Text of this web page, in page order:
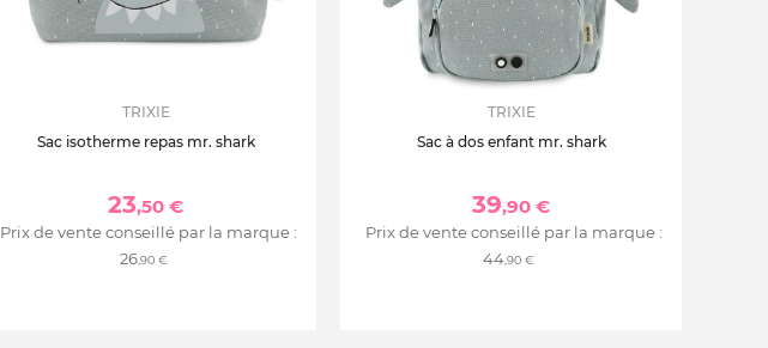
TRIXIE
Sac isotherme repas mr. shark
23,50 €
Prix de vente conseillé par la marque :
26,90 €
TRIXIE
Sac à dos enfant mr. shark
39,90 €
Prix de vente conseillé par la marque :
44,90 €